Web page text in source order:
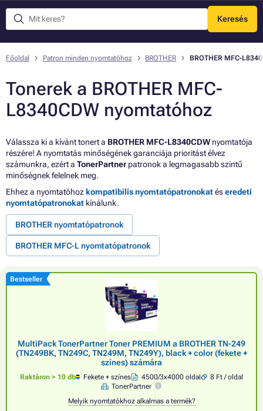
Keresés
Menü
Főoldal Patron minden nyomtatóhoz BROTHER BROTHER MFC-
Tonerek a BROTHER MFC-
L8340CDW nyomtatóhoz
Válassza ki a kívánt tonert a BROTHER MFC-L8340CDW nyomtatója
részére! A nyomtatás minőségének garanciája prioritást élvez
számunkra, ezért a TonerPartner patronok a legmagasabb szintű
minőségnek felelnek meg.
Ehhez a nyomtatóhoz kompatibilis nyomtatópatronokatéseredeti
nyomtatópatronokat kínálunk.
BROTHER nyomtatópatronok
BROTHER MFC-L nyomtatópatronok
Bestseller
MultiPack TonerPartner Toner PREMIUM a BROTHER TN-249
(TN249BK, TN249C, TN249M, TN249Y), black + color (fekete +
színes) számára
Raktáron > 10 db Fekete + színes 4500/3x4000 oldal
8 Ft / oldal
TonerPartner
Melyik nyomtatókhoz alkalmas a termék?